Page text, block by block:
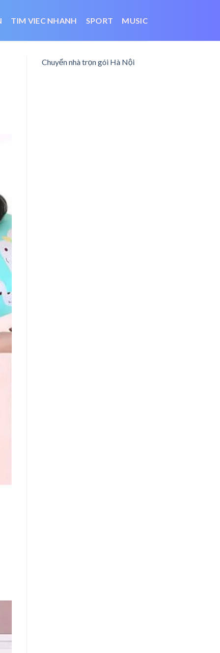
TIM VIEC NHANH SPORT MUSIC
Chuyển nhà trọn gói Hà Nội